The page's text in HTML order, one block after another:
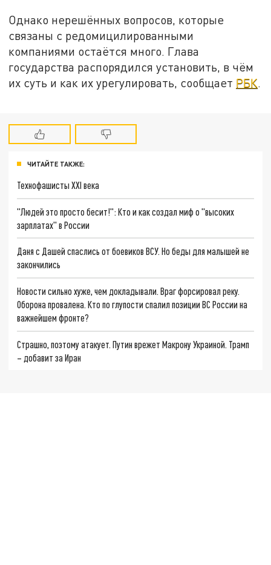
Однако нерешённых вопросов, которые
связаны с редомицилированными
компаниями остаётся много. Глава
государства распорядился установить, в чём
их суть и как их урегулировать, сообщает РБК.
ЧИТАЙТЕ ТАКЖЕ:
Технофашисты XXI века
"Людей это просто бесит!": Кто и как создал миф о "высоких
зарплатах" в России
Даня с Дашей спаслись от боевиков ВСУ. Но беды для малышей не
закончились
Новости сильно хуже, чем докладывали. Враг форсировал реку.
Оборона провалена. Кто по глупости спалил позиции ВС России на
важнейшем фронте?
Страшно, поэтому атакует. Путин врежет Макрону Украиной. Трамп
– добавит за Иран